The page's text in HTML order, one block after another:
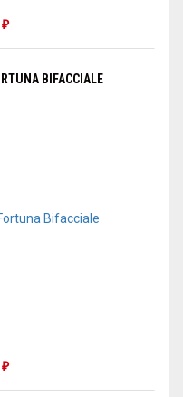
₽
BIFACCIALE
₽